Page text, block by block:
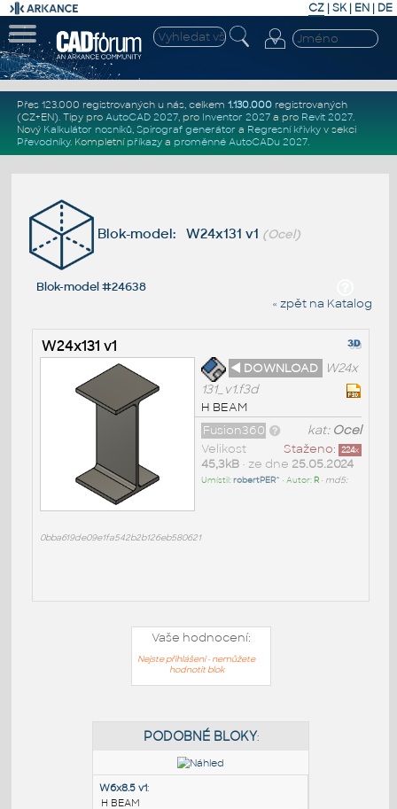
CZ | SK| EN | DE
Přes 123.000 registrovaných u nás, celkem 1.130.000registrovaných
(CZ+EN). Tipy pro AutoCAD 2027, pro Inventor 2027a pro Revit 2027.
Nový Kalkulátor nosníků, Spirograf generátor a Regresní křivkyv sekci
Převodníky. Kompletní příkazya proměnné AutoCADu 2027.
Blok-model: W24x131 v1 (Ocel)
Blok-model #24638
« zpět na Katalog
W24x131 v1
◄ DOWNLOAD
W24x
131_v1.f3d
H BEAM
kat: Ocel
Fusion360
Staženo: 224x
Velikost
45,3kB• ze dne 25.05.2024
Umístil:robertPER^ • Autor: R• md5:
0bba619de09e1fa542b2b126eb580621
Vaše hodnocení:
Nejste přihlášeni - nemůžete
hodnotit blok